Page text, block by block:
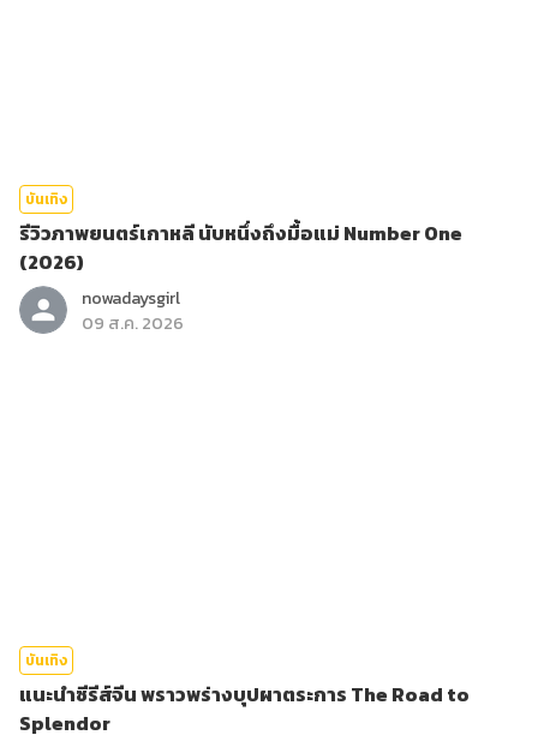
บันเทิง
รีวิวภาพยนตร์เกาหลี นับหนึ่งถึงมื้อแม่ Number One
(2026)
nowadaysgirl
09 ส.ค. 2026
บันเทิง
แนะนำซีรีส์จีน พราวพร่างบุปผาตระการ The Road to
Splendor